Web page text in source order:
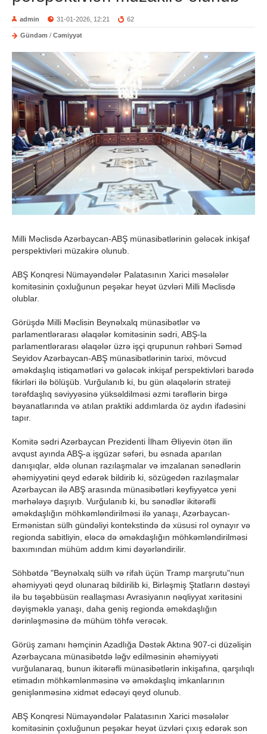
admin 31-01-2026, 12:21 62
Gündəm / Cəmiyyət
Milli Məclisdə Azərbaycan-ABŞ münasibətlərinin gələcək inkişaf
perspektivləri müzakirə olunub.
ABŞ Konqresi Nümayəndələr Palatasının Xarici məsələlər
komitəsinin çoxluğunun peşəkar heyət üzvləri Milli Məclisdə
olublar.
Görüşdə Milli Məclisin Beynəlxalq münasibətlər və
parlamentlərarası əlaqələr komitəsinin sədri, ABŞ-la
parlamentlərarası əlaqələr üzrə işçi qrupunun rəhbəri Səməd
Seyidov Azərbaycan-ABŞ münasibətlərinin tarixi, mövcud
əməkdaşlıq istiqamətləri və gələcək inkişaf perspektivləri barədə
fikirləri ilə bölüşüb. Vurğulanıb ki, bu gün əlaqələrin strateji
tərəfdaşlıq səviyyəsinə yüksəldilməsi əzmi tərəflərin birgə
bəyanatlarında və atılan praktiki addımlarda öz aydın ifadəsini
tapır.
Komitə sədri Azərbaycan Prezidenti İlham Əliyevin ötən ilin
avqust ayında ABŞ-a işgüzar səfəri, bu əsnada aparılan
danışıqlar, əldə olunan razılaşmalar və imzalanan sənədlərin
əhəmiyyətini qeyd edərək bildirib ki, sözügedən razılaşmalar
Azərbaycan ilə ABŞ arasında münasibətləri keyfiyyətcə yeni
mərhələyə daşıyıb. Vurğulanıb ki, bu sənədlər ikitərəfli
əməkdaşlığın möhkəmləndirilməsi ilə yanaşı, Azərbaycan-
Ermənistan sülh gündəliyi kontekstində də xüsusi rol oynayır və
regionda sabitliyin, eləcə də əməkdaşlığın möhkəmləndirilməsi
baxımından mühüm addım kimi dəyərləndirilir.
Söhbətdə "Beynəlxalq sülh və rifah üçün Tramp marşrutu"nun
əhəmiyyəti qeyd olunaraq bildirilib ki, Birləşmiş Ştatların dəstəyi
ilə bu təşəbbüsün reallaşması Avrasiyanın nəqliyyat xəritəsini
dəyişməklə yanaşı, daha geniş regionda əməkdaşlığın
dərinləşməsinə də mühüm töhfə verəcək.
Görüş zamanı həmçinin Azadlığa Dəstək Aktına 907-ci düzəlişin
Azərbaycana münasibətdə ləğv edilməsinin əhəmiyyəti
vurğulanaraq, bunun ikitərəfli münasibətlərin inkişafına, qarşılıqlı
etimadın möhkəmlənməsinə və əməkdaşlıq imkanlarının
genişlənməsinə xidmət edəcəyi qeyd olunub.
ABŞ Konqresi Nümayəndələr Palatasının Xarici məsələlər
komitəsinin çoxluğunun peşəkar heyət üzvləri çıxış edərək son